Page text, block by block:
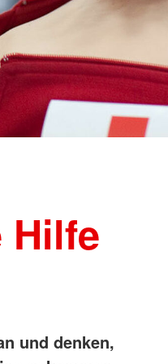
Kreisauskunftsbüro
Hilfe
und denken,